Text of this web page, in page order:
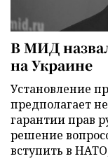
В МИД
на Украине
Установление
предполагает
гарантии прав
решение
вступить в